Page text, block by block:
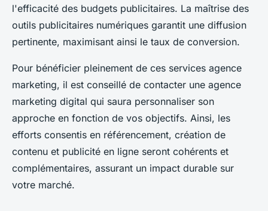
l'efficacité des budgets publicitaires. La maîtrise des
outils publicitaires numériques garantit une diffusion
pertinente, maximisant ainsi le taux de conversion.
Pour bénéficier pleinement de ces services agence
marketing, il est conseillé de contacter une agence
marketing digital qui saura personnaliser son
approche en fonction de vos objectifs. Ainsi, les
efforts consentis en référencement, création de
contenu et publicité en ligne seront cohérents et
complémentaires, assurant un impact durable sur
votre marché.